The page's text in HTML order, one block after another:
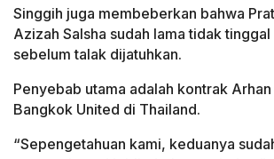
Singgih juga membeberkan bahwa
Azizah Salsha sudah lama tidak
sebelum talak dijatuhkan.
Penyebab utama adalah kontrak
Bangkok United di Thailand.
“Sepengetahuan kami, keduanya